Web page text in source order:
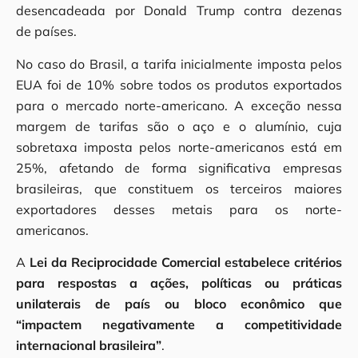
desencadeada por Donald Trump contra dezenas
de países.
No caso do Brasil, a tarifa inicialmente imposta pelos
EUA foi de 10% sobre todos os produtos exportados
para o mercado norte-americano. A exceção nessa
margem de tarifas são o aço e o alumínio, cuja
sobretaxa imposta pelos norte-americanos está em
25%, afetando de forma significativa empresas
brasileiras, que constituem os terceiros maiores
exportadores desses metais para os norte-
americanos.
A Lei da Reciprocidade Comercial estabelece critérios
para respostas a ações, políticas ou práticas
unilaterais de país ou bloco econômico que
“impactem negativamente a competitividade
internacional brasileira”.